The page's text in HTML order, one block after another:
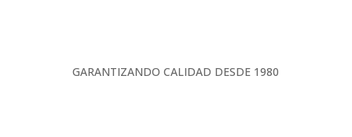
GARANTIZANDO CALIDAD DESDE 1980